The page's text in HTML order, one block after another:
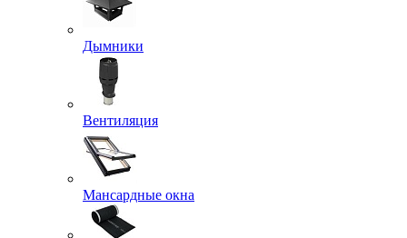
Дымники
Вентиляция
Мансардные окна